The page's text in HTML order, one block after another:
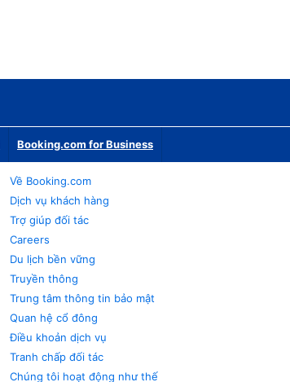
Booking.com for Business
Về Booking.com
Dịch vụ khách hàng
Trợ giúp đối tác
Careers
Du lịch bền vững
Truyền thông
Trung tâm thông tin bảo mật
Quan hệ cổ đông
Điều khoản dịch vụ
Tranh chấp đối tác
Chúng tôi hoạt động như thế